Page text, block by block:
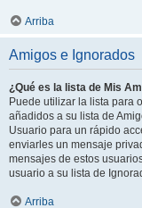
Arriba
Amigos e Ignorados
¿Qué es la lista de Mis
Puede utilizar la lista para
añadidos a su lista de
Usuario para un rápido
enviarles un mensaje
mensajes de estos
usuario a su lista de
Arriba